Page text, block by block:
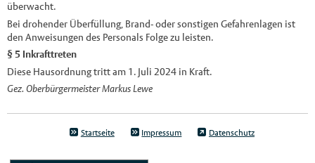
überwacht.
Bei drohender Überfüllung, Brand- oder sonstigen Gefahrenlagen ist
den Anweisungen des Personals Folge zu leisten.
§ 5 Inkrafttreten
Diese Hausordnung tritt am 1. Juli 2024 in Kraft.
Gez. Oberbürgermeister Markus Lewe
Startseite Impressum Datenschutz